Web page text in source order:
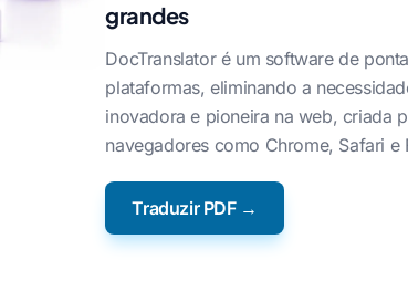
grandes
DocTranslator é um software de
plataformas, eliminando a
inovadora e pioneira na web, criada
navegadores como Chrome, Safari
Traduzir PDF →